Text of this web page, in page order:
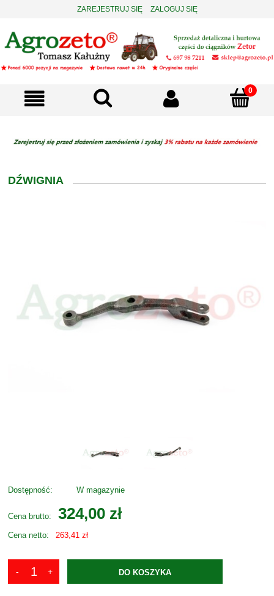
ZAREJESTRUJ SIĘ ZALOGUJ SIĘ
DŹWIGNIA
Dostępność: W magazynie
Cena brutto: 324,00 zł
Cena netto: 263,41 zł
DO KOSZYKA